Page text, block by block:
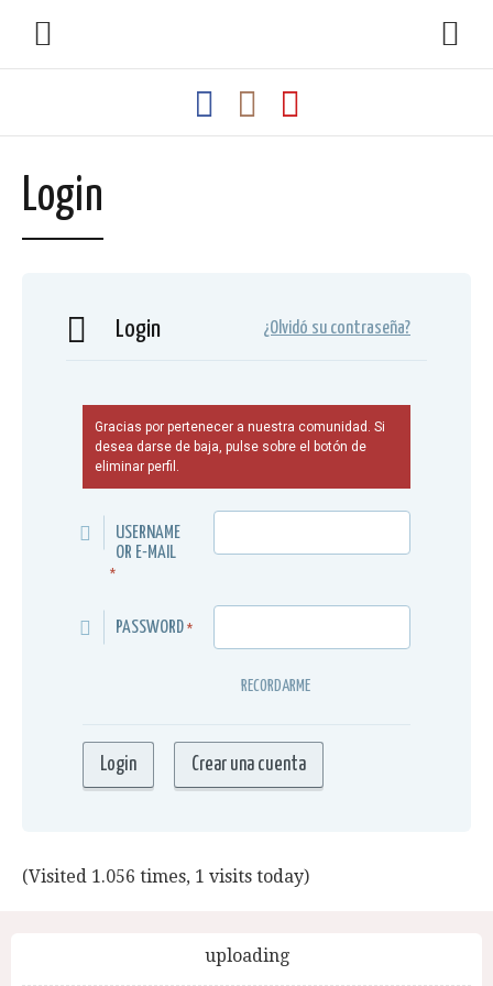
Login
Login ¿Olvidó su contraseña?
Gracias por pertenecer a nuestra comunidad. Si
desea darse de baja, pulse sobre el botón de
eliminar perfil.
USERNAME
OR E-MAIL
*
PASSWORD *
RECORDARME
(Visited 1.056 times, 1 visits today)
uploading